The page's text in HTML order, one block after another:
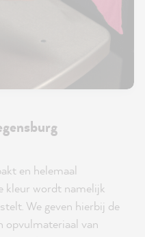
en helemaal
kleur wordt namelijk
We geven hierbij de
opvulmateriaal van